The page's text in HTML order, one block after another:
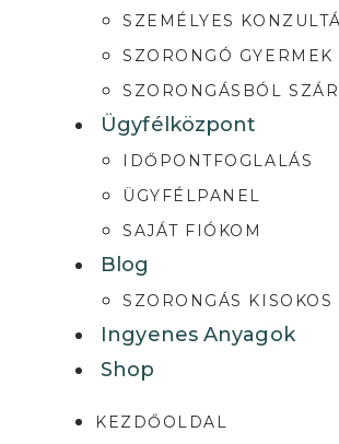
SZEMÉLYES
SZORONGÓ
SZORONGÁSBÓL
Ügyfélközpont
IDŐPONTFOGLALÁS
ÜGYFÉLPANEL
SAJÁT FIÓKOM
Blog
SZORONGÁS KISOKOS
Ingyenes Anyagok
Shop
KEZDŐOLDAL